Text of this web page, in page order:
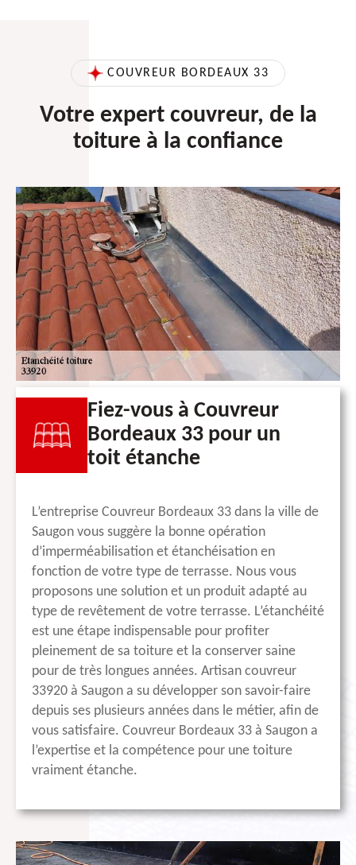
COUVREUR BORDEAUX 33
Votre expert couvreur, de la
toiture à la confiance
Fiez-vous à Couvreur
Bordeaux 33 pour un
toit étanche
L’entreprise Couvreur Bordeaux 33 dans la ville de
Saugon vous suggère la bonne opération
d’imperméabilisation et étanchéisation en
fonction de votre type de terrasse. Nous vous
proposons une solution et un produit adapté au
type de revêtement de votre terrasse. L’étanchéité
est une étape indispensable pour profiter
pleinement de sa toiture et la conserver saine
pour de très longues années. Artisan couvreur
33920 à Saugon a su développer son savoir-faire
depuis ses plusieurs années dans le métier, afin de
vous satisfaire. Couvreur Bordeaux 33 à Saugon a
l’expertise et la compétence pour une toiture
vraiment étanche.